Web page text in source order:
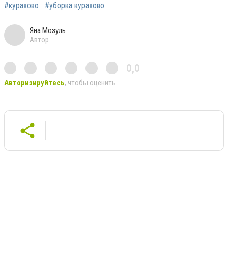
#курахово #уборка курахово
Яна Мозуль
Автор
0,0
Авторизируйтесь, чтобы оценить